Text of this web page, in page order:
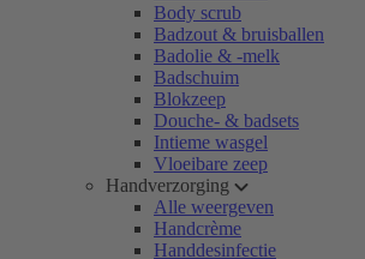
Body scrub
Badzout & bruisballen
Badolie & -melk
Badschuim
Blokzeep
Douche- & badsets
Intieme wasgel
Vloeibare zeep
Handverzorging
Alle weergeven
Handcrème
Handdesinfectie